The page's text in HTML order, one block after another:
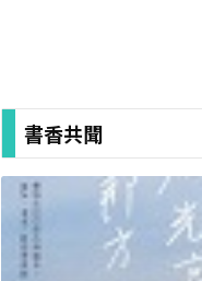
書香共聞